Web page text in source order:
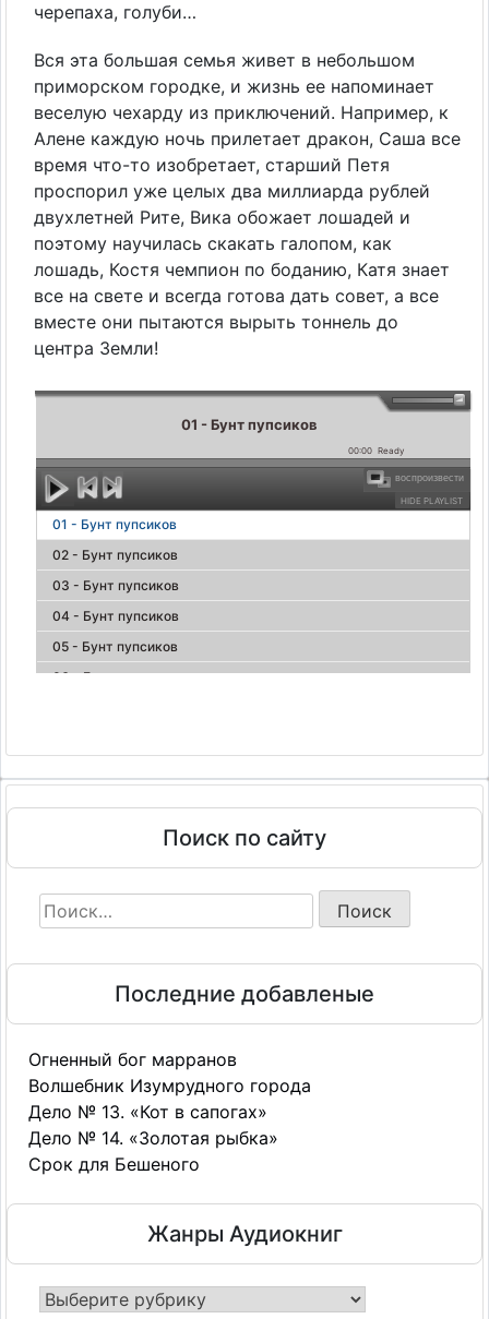
черепаха, голуби…
Вся эта большая семья живет в небольшом
приморском городке, и жизнь ее напоминает
веселую чехарду из приключений. Например, к
Алене каждую ночь прилетает дракон, Саша все
время что-то изобретает, старший Петя
проспорил уже целых два миллиарда рублей
двухлетней Рите, Вика обожает лошадей и
поэтому научилась скакать галопом, как
лошадь, Костя чемпион по боданию, Катя знает
все на свете и всегда готова дать совет, а все
вместе они пытаются вырыть тоннель до
центра Земли!
01 - Бунт пупсиков
00:00 Ready
HIDE PLAYLIST
воспроизвести
01 - Бунт пупсиков
02 - Бунт пупсиков
03 - Бунт пупсиков
04 - Бунт пупсиков
05 - Бунт пупсиков
06 - Бунт пупсиков
11 - Бунт пупсиков
13 - Бунт пупсиков
14 - Бунт пупсиков
16 - Бунт пупсиков
19 - Бунт пупсиков
20 - Бунт пупсиков
21 - Бунт пупсиков
Поиск по сайту
Найти:
Последние добавленые
Огненный бог марранов
Волшебник Изумрудного города
Дело № 13. «Кот в сапогах»
Дело № 14. «Золотая рыбка»
Срок для Бешеного
Жанры Аудиокниг
Жанры